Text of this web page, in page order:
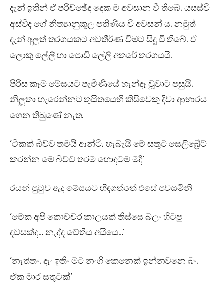
දැන් ඉතින් ඒ පරිච්ඡේද දෙක ම අවසාන වී තිබේ. යසස්වි
අස්විද ගේ නීත්‍යානුකූල පතිණිය වී අවසන් ය. නමුත්
දැන් අලුත් තරගයකට අවතීර්ණ වීමට සිදු වී තිබේ. ඒ
ලොකු ලේලි හා පොඩි ලේලි අතරේ තරගයයි.
පිරිස කෑම මේසයට පැමිණියේ හැන්දෑ වූවාට පසුයි.
නිලූකා හැරෙන්නට තුසිතයෙහි කිසිවෙකු දිවා ආහාරය
ගෙන තිබුණේ නැත.
‘ටිකක් බිව්ව තමයි ආන්ටි. හැබැයි මේ සතුට සෙලිබ්‍රේට්
කරන්න මේ බිව්ව තරම හොඳටම මදි’
රයන් පුටුව ඇද මේසයට හිඳගත්තේ එසේ පවසමිනි.
‘මේක අපි කොච්චර කාලයක් තිස්සෙ බලං හිටපු
දවසක්ද… නැද්ද චේතිය අයියෙ…’
‘නැත්තං. දැං ඉතිං මට නංගි කෙනෙක් ඉන්නවනෙ බං.
ඒක මාර සතුටක්’